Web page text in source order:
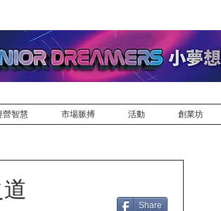
營智慧 市場脈搏 活動 創業坊
Share